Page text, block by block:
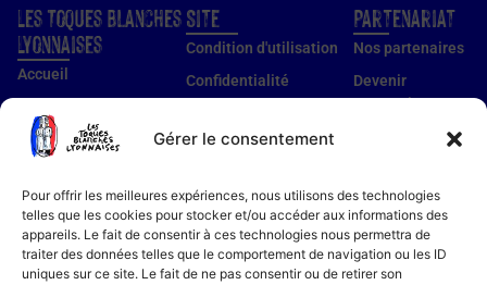
Gérer le consentement
Pour offrir les meilleures expériences, nous utilisons des technologies
telles que les cookies pour stocker et/ou accéder aux informations des
appareils. Le fait de consentir à ces technologies nous permettra de
traiter des données telles que le comportement de navigation ou les ID
uniques sur ce site. Le fait de ne pas consentir ou de retirer son
Partenariat
Nos partenaires
Devenir
partenaire
Devenir membre
Les Toques Blanches
Lyonnaises
Accueil
Guide établissements
Notre histoire
Bon cadeau
Recettes
Site
Condition d'utilisation
Confidentialité
Mentions légales